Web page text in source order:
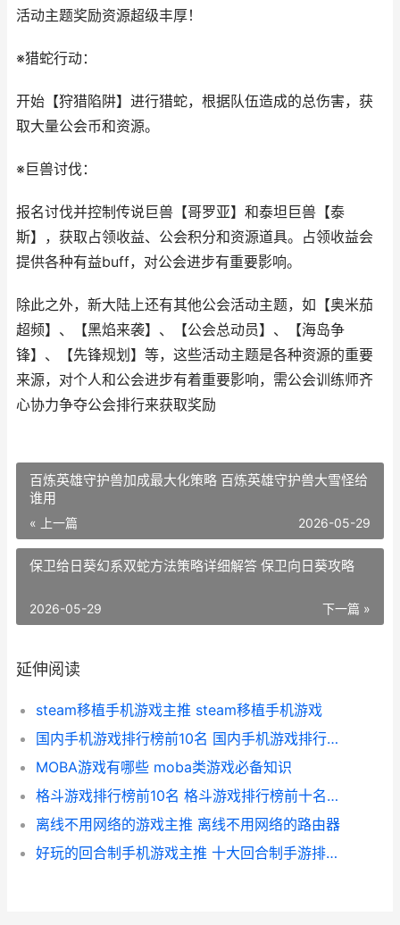
活动主题奖励资源超级丰厚！
※猎蛇行动：
开始【狩猎陷阱】进行猎蛇，根据队伍造成的总伤害，获
取大量公会币和资源。
※巨兽讨伐：
报名讨伐并控制传说巨兽【哥罗亚】和泰坦巨兽【泰
斯】，获取占领收益、公会积分和资源道具。占领收益会
提供各种有益buff，对公会进步有重要影响。
除此之外，新大陆上还有其他公会活动主题，如【奥米茄
超频】、【黑焰来袭】、【公会总动员】、【海岛争
锋】、【先锋规划】等，这些活动主题是各种资源的重要
来源，对个人和公会进步有着重要影响，需公会训练师齐
心协力争夺公会排行来获取奖励
百炼英雄守护兽加成最大化策略 百炼英雄守护兽大雪怪给
谁用
« 上一篇 2026-05-29
保卫给日葵幻系双蛇方法策略详细解答 保卫向日葵攻略
下一篇 »
2026-05-29
延伸阅读
steam移植手机游戏主推 steam移植手机游戏
国内手机游戏排行榜前10名 国内手机游戏排行榜前十名
MOBA游戏有哪些 moba类游戏必备知识
格斗游戏排行榜前10名 格斗游戏排行榜前十名人物图片
离线不用网络的游戏主推 离线不用网络的路由器
好玩的回合制手机游戏主推 十大回合制手游排行榜,一切装备靠打